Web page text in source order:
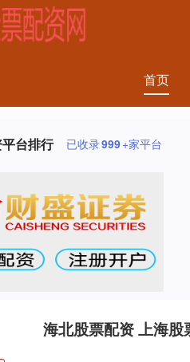
首页
台排行 已收录999+家平台
海北股票配资 上海